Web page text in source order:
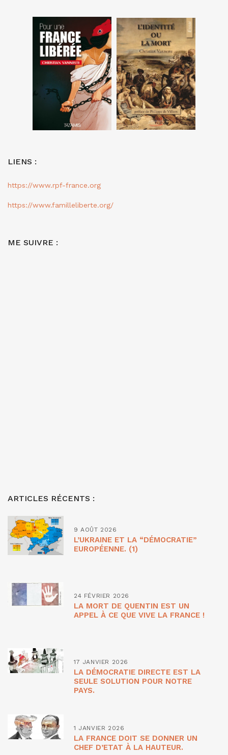
LIENS :
https://www.rpf-france.org
https://www.familleliberte.org/
ME SUIVRE :
ARTICLES RÉCENTS :
9 AOÛT 2026
L’UKRAINE ET LA “DÉMOCRATIE”
EUROPÉENNE. (1)
24 FÉVRIER 2026
LA MORT DE QUENTIN EST UN
APPEL À CE QUE VIVE LA FRANCE !
17 JANVIER 2026
LA DÉMOCRATIE DIRECTE EST LA
SEULE SOLUTION POUR NOTRE
PAYS.
1 JANVIER 2026
LA FRANCE DOIT SE DONNER UN
CHEF D’ETAT À LA HAUTEUR.